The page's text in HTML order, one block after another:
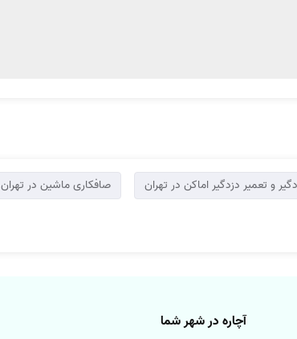
و تعمیر دزدگیر اماکن در تهران صافکاری ماشین در تهران
آچاره در شهر شما